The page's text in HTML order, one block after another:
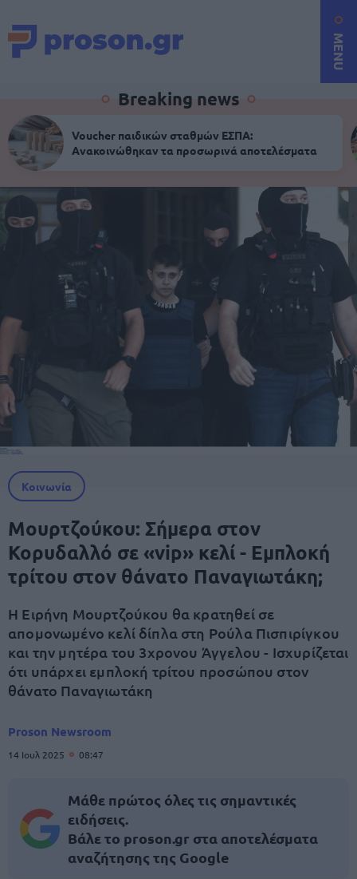
MENU
Breaking news
Voucher παιδικών σταθμών ΕΣΠΑ:
Ανακοινώθηκαν τα προσωρινά αποτελέσματα
Κοινωνία
Μουρτζούκου: Σήμερα στον
Κορυδαλλό σε «vip» κελί - Εμπλοκή
τρίτου στον θάνατο Παναγιωτάκη;
Η Ειρήνη Μουρτζούκου θα κρατηθεί σε
απομονωμένο κελί δίπλα στη Ρούλα Πισπιρίγκου
και την μητέρα του 3χρονου Άγγελου - Ισχυρίζεται
ότι υπάρχει εμπλοκή τρίτου προσώπου στον
θάνατο Παναγιωτάκη
Proson Newsroom
14 Ιουλ 2025 08:47
Μάθε πρώτος όλες τις σημαντικές
ειδήσεις.
Βάλε το proson.gr στα αποτελέσματα
αναζήτησης της Google